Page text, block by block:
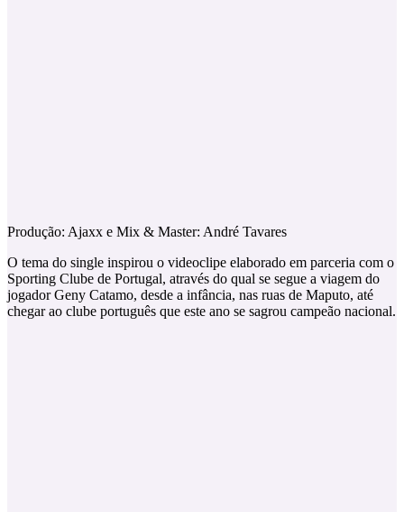
Produção: Ajaxx e Mix & Master: André Tavares
O tema do single inspirou o videoclipe elaborado em parceria com o
Sporting Clube de Portugal, através do qual se segue a viagem do
jogador Geny Catamo, desde a infância, nas ruas de Maputo, até
chegar ao clube português que este ano se sagrou campeão nacional.